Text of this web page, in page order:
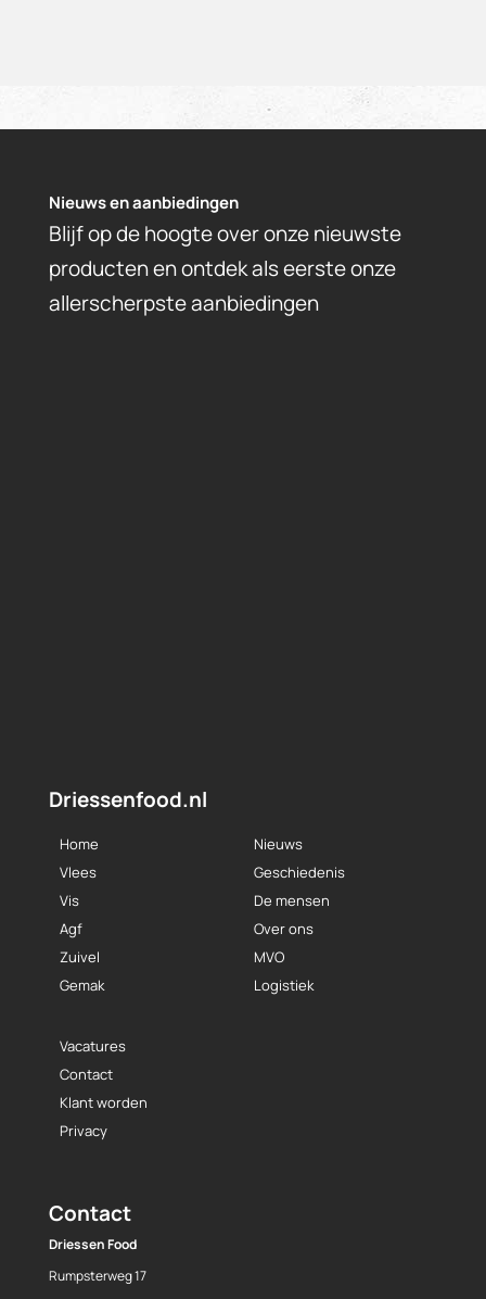
Driessenfood.nl
Home
Vlees
Vis
Agf
Zuivel
Gemak
Nieuws
Geschiedenis
De mensen
Over ons
MVO
Logistiek
Vacatures
Contact
Klant worden
Privacy
Contact
Driessen Food
Rumpsterweg 17
Nieuws en aanbiedingen
Blijf op de hoogte over onze nieuwste
producten en ontdek als eerste onze
allerscherpste aanbiedingen